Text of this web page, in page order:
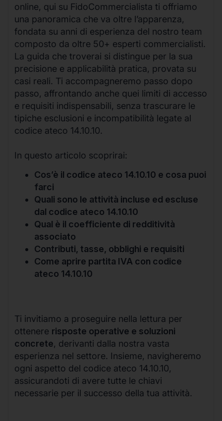
online, qui su FidoCommercialista ti offriamo
una panoramica che va oltre l’apparenza,
fondata su anni di esperienza del nostro team
composto da oltre 50+ esperti commercialisti.
La guida che troverai si distingue per la sua
precisione e applicabilità pratica, provata su
casi reali. Ti accompagneremo passo dopo
passo, affrontando anche quei limiti di accesso
e requisiti indispensabili, senza trascurare le
tipiche esclusioni e incompatibilità legate al
codice ateco 14.10.10.
In questo articolo scoprirai:
Cos’è il codice ateco 14.10.10 e cosa puoi
farci
Quali sono le attività incluse ed escluse
dal codice ateco 14.10.10
Qual è il coefficiente di redditività
associato
Contributi, tasse, obblighi e requisiti
Come aprire partita IVA con codice
ateco 14.10.10
Ti invitiamo a proseguire nella lettura per
ottenere risposte operative e soluzioni
concrete, derivanti dalla nostra vasta
esperienza nel settore. Insieme, navigheremo
ogni aspetto del codice ateco 14.10.10,
assicurandoti di avere tutte le chiavi
necessarie per il successo della tua attività.